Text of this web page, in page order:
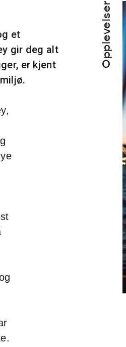
et
gir deg alt
er kjent
Opplevelser